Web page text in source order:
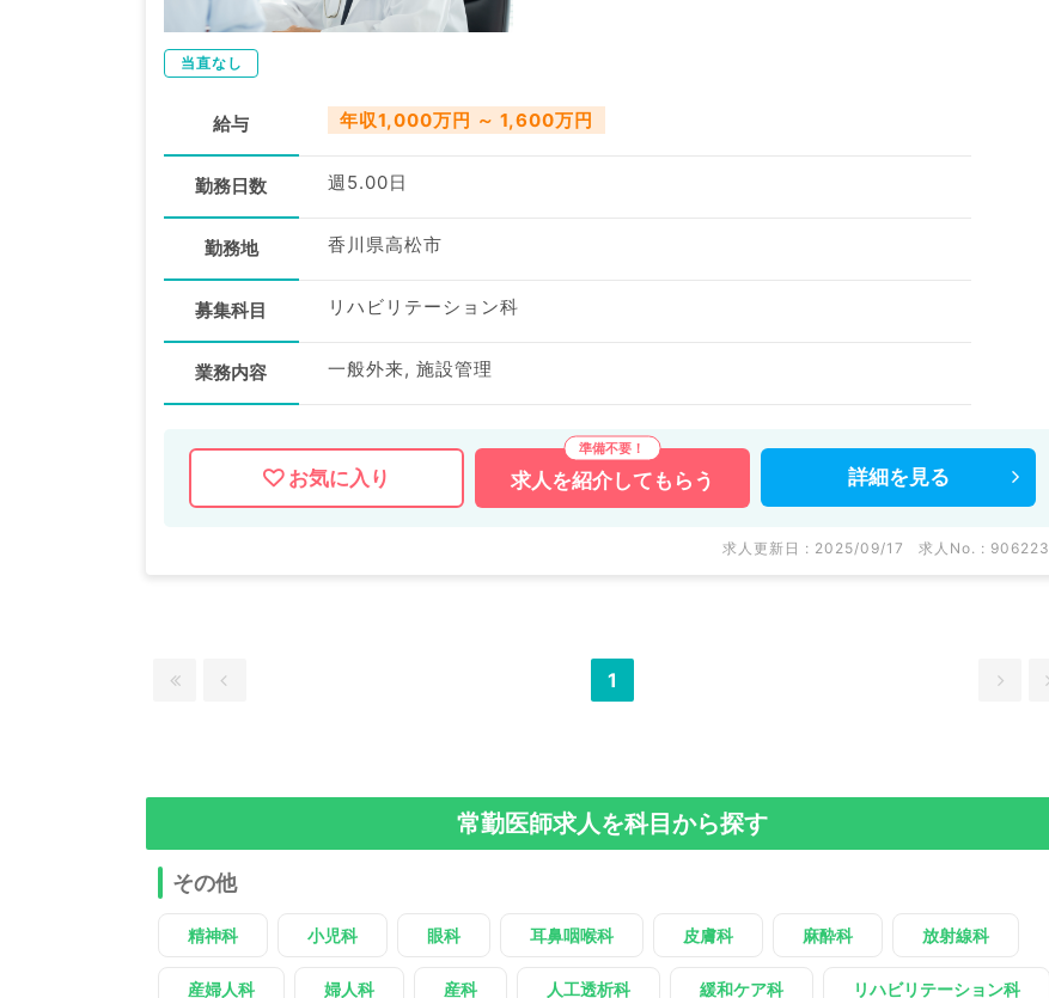
当直なし
給与 年収1,000万円 ～ 1,600万円
勤務日数 週5.00日
勤務地 香川県高松市
募集科目 リハビリテーション科
業務内容 一般外来, 施設管理
お気に入り 求人を紹介してもらう 詳細を 見る
求人更新日 : 2025/09/17 求人No. : 906223
1
常勤医師求人を科目から探す
その他
精神科 小児科 眼科 耳鼻咽喉科 皮膚科 麻酔科 放射線科
産婦人科 婦人科 産科 人工透析科 緩和ケア科 リハビリテーション科